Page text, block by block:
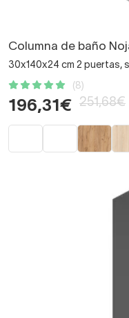
Columna de baño
30x140x24 cm 2 puertas,
(8)
196,31€ 251,68€